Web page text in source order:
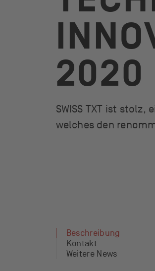
2020
SWISS TXT ist
welches den
Liste der verfügbaren
Beschreibung
Kontakt
Weitere News